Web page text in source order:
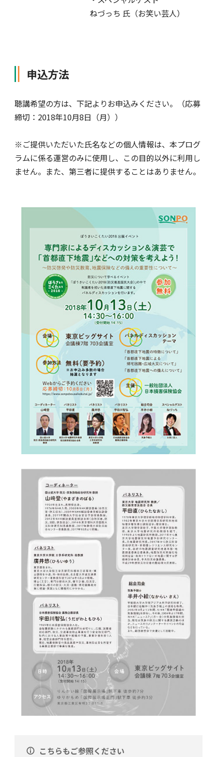
ねづっち 氏（お笑い芸人）
申込方法
聴講希望の方は、下記よりお申込みください。（応募
締切：2018年10月8日（月））
※ご提供いただいた氏名などの個人情報は、本プログ
ラムに係る運営のみに使用し、この目的以外に利用し
ません。また、第三者に提供することはありません。
こちらもご参照ください